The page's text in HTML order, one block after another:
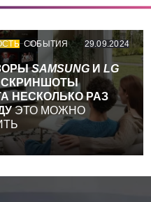
СОБЫТИЯ 29.09.2024
SAMSUNG И LG
НЕСКОЛЬКО РАЗ
ЭТО МОЖНО